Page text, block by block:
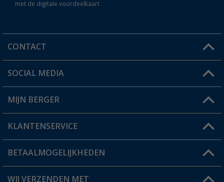
met de digitale voordeelkaart
CONTACT
Een vraag?
Winkel vinden
SOCIAL MEDIA
MIJN BERGER
Mijn account
Status bestelling
KLANTENSERVICE
FAQ & Contact
Verzendinformatie
BETAALMOGELIJKHEDEN
WIJ VERZENDEN MET